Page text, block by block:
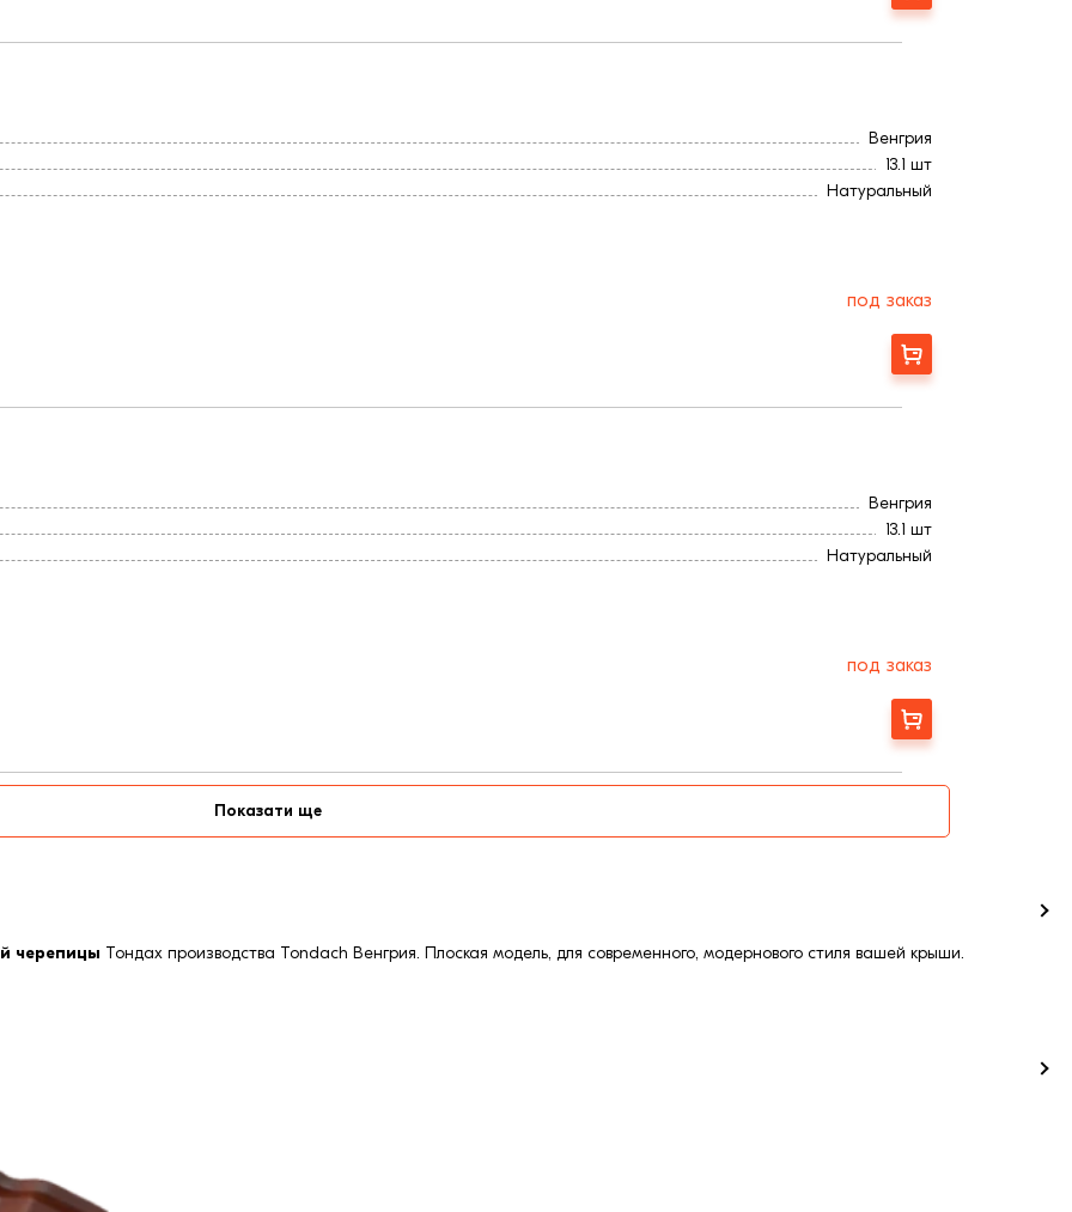
Венгрия
13.1 шт
Натуральный
270
под заказ
Заказать
Венгрия
13.1 шт
Натуральный
270
под заказ
Заказать
Показати ще
черепицы Тондах производства Tondach Венгрия. Плоская модель, для современного, модернового стиля вашей крыши.